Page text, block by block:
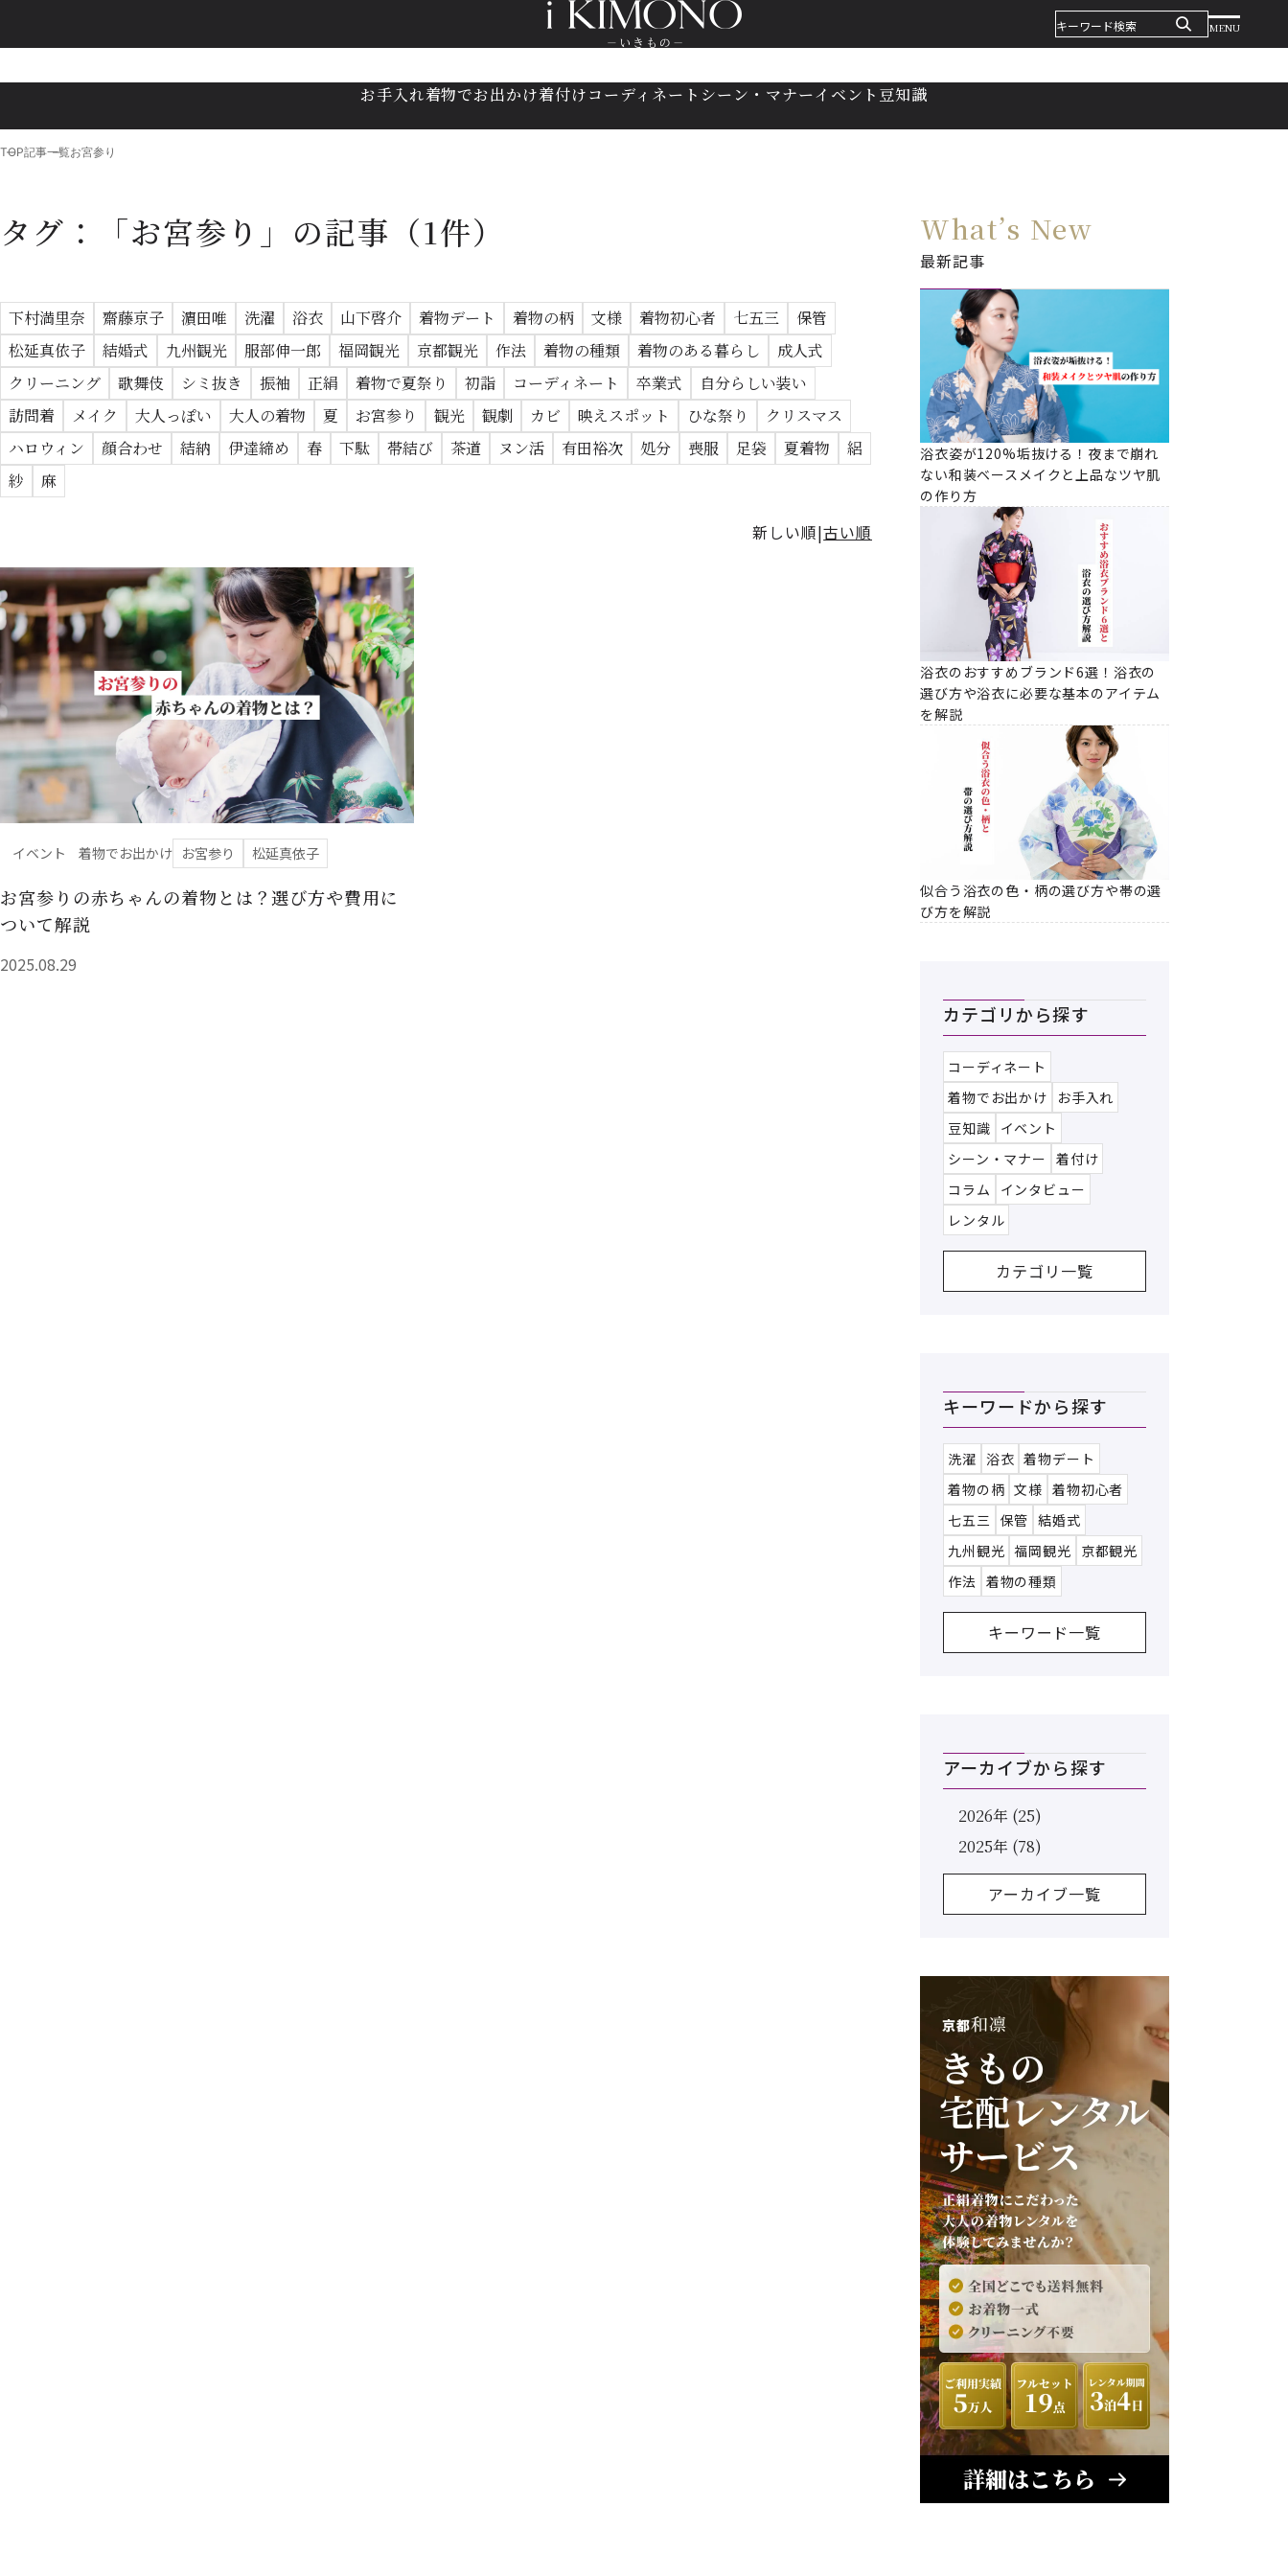
MENU
お手入れ着物でお出かけ着付けコーディネート シーン・マナーイベント 豆知識
TOP記事一覧お宮参り
タグ：「お宮参り」の記事 （1件）
下村満里奈 齋藤京子 濵田唯 洗濯 浴衣 山下啓介 着物デート 着物の柄 文様 着物初心者 七五三
保管
松延真依子
結婚式 九州観光 服部伸一郎 福岡観光 京都観光 作法 着物の種類 着物のある暮らし
成人式
クリーニング
歌舞伎 シミ抜き 振袖 正絹 着物で夏祭り 初詣 コーディネート 卒業式
自分らしい装い
訪問着
メイク 大人っぽい 大人の着物 夏 お宮参り 観光 観劇 カビ 映えスポット ひな祭り
クリスマス
ハロウィン
顔合わせ 結納 伊達締め 春 下駄 帯結び 茶道 ヌン活 有田裕次 処分 喪服 足袋 夏着物
絽
紗
麻
新しい順 古い順
イベント 着物でお出かけ お宮参り 松延真依子
お宮参りの赤ちゃんの着物とは？選び方や費用に
ついて解説
2025.08.29
What’s New
最新記事
浴衣姿が120%垢抜ける！夜まで崩れ
ない和装ベースメイクと上品なツヤ肌
の作り方
浴衣のおすすめブランド6選！浴衣の
選び方や浴衣に必要な基本のアイテム
を解説
似合う浴衣の色・柄の選び方や帯の選
び方を解説
カテゴリから探す
コーディネート
着物でお出かけ
お手入れ
豆知識 イベント
シーン・マナー 着付け
コラム
インタビュー
レンタル
カテゴリ一覧
キーワードから探す
洗濯 浴衣 着物デート
着物の柄 文様 着物初心者
七五三 保管 結婚式
九州観光 福岡観光 京都観光
作法 着物の種類
キーワード一覧
アーカイブから探す
2026年 (25)
2025年 (78)
アーカイブ一覧